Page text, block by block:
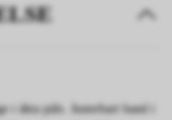
äkta päls. Justerbart band i